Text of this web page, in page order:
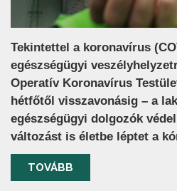
Tekintettel a koronavírus
egészségügyi
Operatív Koronavírus
hétfőtől visszavonásig – a
egészségügyi dolgozók
változást is életbe léptet a
TOVÁBB